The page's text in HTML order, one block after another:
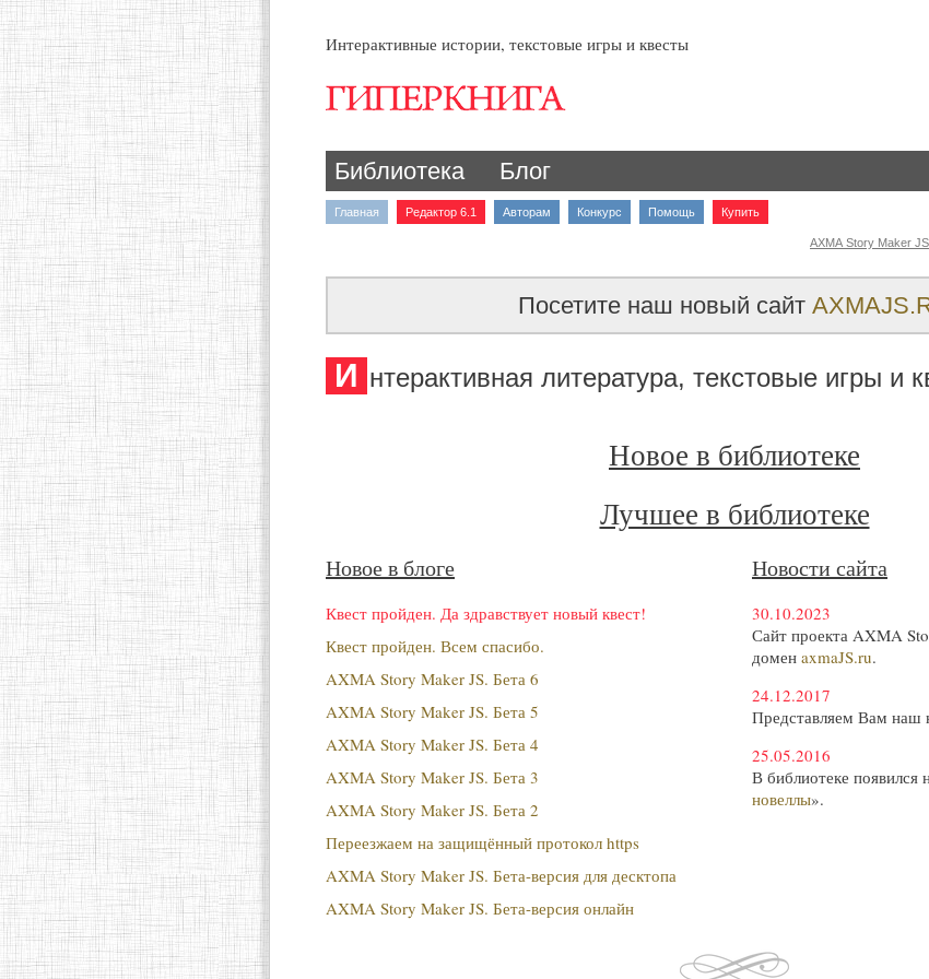
Интерактивные истории, текстовые игры и квесты
Библиотека Блог
Главная Редактор 6.1 Авторам Конкурс Помощь Купить
AXMA Story Maker JS
Посетите наш новый сайт
И нтерактивная литература, текстовые игры и
Новое в библиотеке
Лучшее в библиотеке
Новое в блоге
Квест пройден. Да здравствует новый квест!
Квест пройден. Всем спасибо.
AXMA Story Maker JS. Бета 6
AXMA Story Maker JS. Бета 5
AXMA Story Maker JS. Бета 4
AXMA Story Maker JS. Бета 3
AXMA Story Maker JS. Бета 2
Переезжаем на защищённый протокол https
AXMA Story Maker JS. Бета-версия для десктопа
AXMA Story Maker JS. Бета-версия онлайн
Новости сайта
30.10.2023
Сайт проекта AXMA
домен axmaJS.ru.
24.12.2017
Представляем Вам наш
25.05.2016
В библиотеке появился
новеллы».